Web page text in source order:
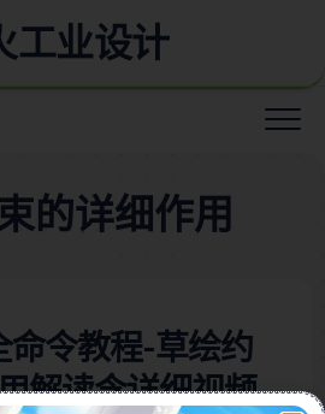
工业设计
的详细作用
命令教程-草绘约
解读含详细视频